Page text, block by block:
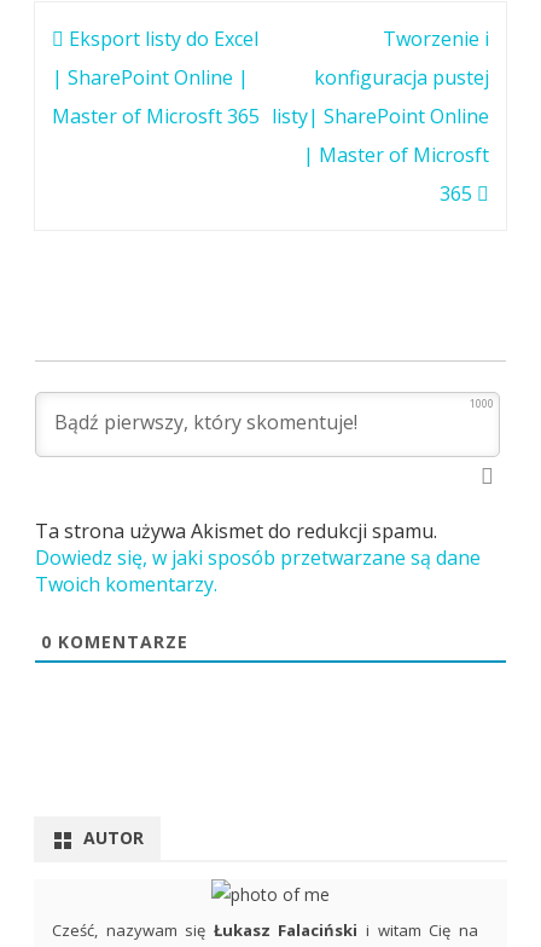
Nawigacja
wpisu
Eksport listy do Excel
| SharePoint Online |
Master of Microsft 365
Tworzenie i
konfiguracja pustej
listy| SharePoint Online
| Master of Microsft
365
1000
Ta strona używa Akismet do redukcji spamu.
Dowiedz się, w jaki sposób przetwarzane są dane
Twoich komentarzy.
0 KOMENTARZE
AUTOR
Cześć, nazywam się Łukasz Falaciński i witam Cię na